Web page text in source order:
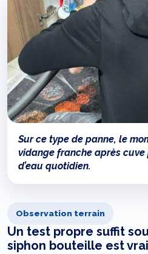
Sur ce type de panne, le
vidange franche après
d’eau quotidien.
Observation terrain
Un test propre suffit
siphon bouteille est